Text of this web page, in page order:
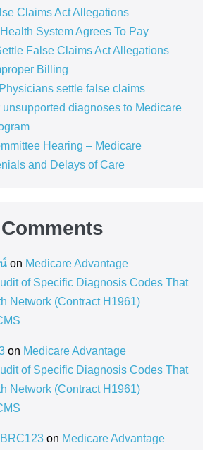
Claims Act Allegations
System Agrees To Pay
False Claims Act Allegations
Billing
settle false claims
diagnoses to Medicare
Hearing – Medicare
and Delays of Care
on Medicare Advantage
of Specific Diagnosis Codes That
Network (Contract H1961)
on Medicare Advantage
of Specific Diagnosis Codes That
Network (Contract H1961)
on Medicare Advantage